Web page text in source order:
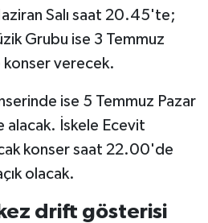
Salı saat 20.45'te;
Grubu ise 3 Temmuz
verecek.
ise 5 Temmuz Pazar
alacak. İskele Ecevit
konser saat 22.00'de
olacak.
drift gösterisi